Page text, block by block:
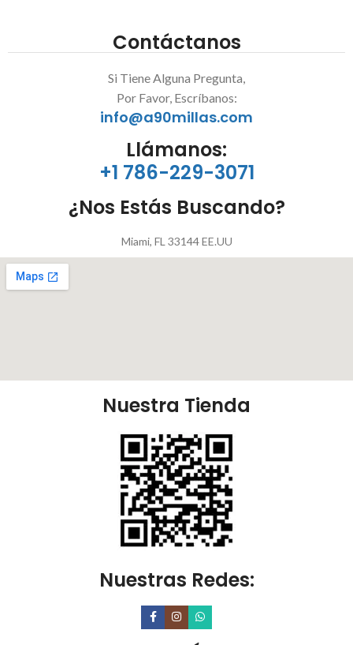
Contáctanos
Si Tiene Alguna Pregunta,
Por Favor, Escríbanos:
info@a90millas.com
Llámanos:
+1 786-229-3071
¿Nos Estás Buscando?
Miami, FL 33144 EE.UU
Nuestra Tienda
Nuestras Redes: